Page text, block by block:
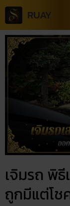
RUAY
เจิมรถ พิ
ถูกมีแต่โ